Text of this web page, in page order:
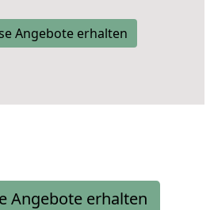
Angebote erhalten
Angebote erhalten